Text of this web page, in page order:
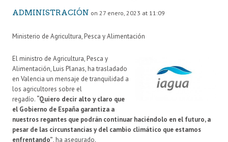
ADMINISTRACIÓN on 27 enero, 2023 at 11:09
Ministerio de Agricultura, Pesca y Alimentación
El ministro de Agricultura, Pesca y
Alimentación, Luis Planas, ha trasladado
en Valencia un mensaje de tranquilidad a
los agricultores sobre el
regadío. “Quiero decir alto y claro que
el Gobierno de España garantiza a
nuestros regantes que podrán continuar haciéndolo en el futuro, a
pesar de las circunstancias y del cambio climático que estamos
enfrentando”, ha asegurado.